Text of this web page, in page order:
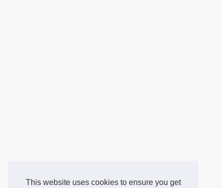
This website uses cookies to ensure you get